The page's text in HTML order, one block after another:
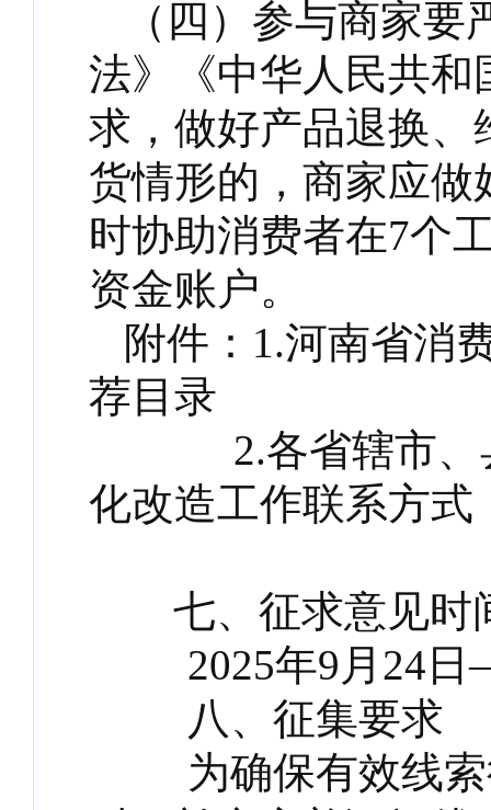
（四）参与商家
法》《中华人民共
求，做好产品退换
货情形的，商家应
时协助消费者在7个
资金账户。
附件：1.河南省消
荐目录
2.各省辖市、县
化改造工作联系方式
七、征求意见时
2025年9月24日
八、征集要求
为确保有效线索